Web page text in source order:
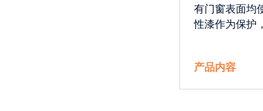
有门窗表面均
性漆作为保护
产品内容